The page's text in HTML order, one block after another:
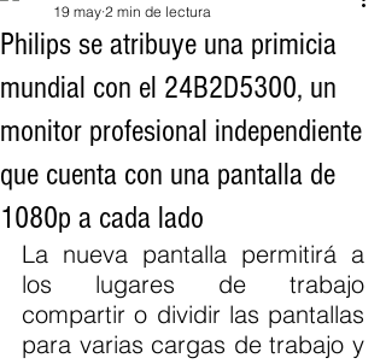
Philips se atribuye una primicia
mundial con el 24B2D5300, un
monitor profesional independiente
que cuenta con una pantalla de
1080p a cada lado
19 may 2 min de lectura
La nueva pantalla permitirá a
los lugares de trabajo
compartir o dividir las pantallas
para varias cargas de trabajo y